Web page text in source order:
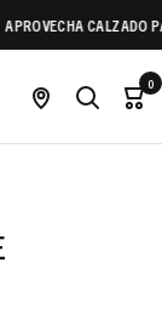
CALZADO PARA
0